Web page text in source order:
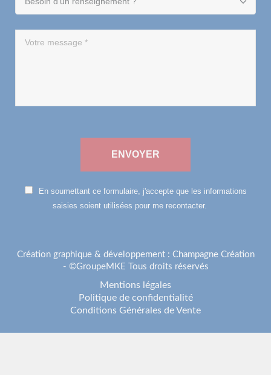
En soumettant ce formulaire, j'accepte que les informations
saisies soient utilisées pour me recontacter.
Création graphique & développement : Champagne Création
- ©GroupeMKE Tous droits réservés
Mentions légales
Politique de confidentialité
Conditions Générales de Vente